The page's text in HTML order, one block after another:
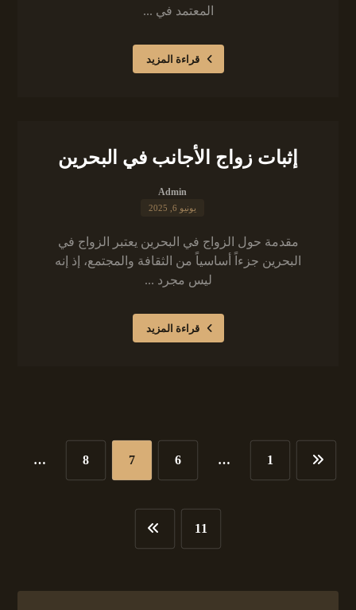
المعتمد في ...
قراءة المزيد
إثبات زواج الأجانب في البحرين
Admin
يونيو 6, 2025
مقدمة حول الزواج في البحرين يعتبر الزواج في
البحرين جزءاً أساسياً من الثقافة والمجتمع، إذ إنه
ليس مجرد ...
قراءة المزيد
1
…
6
7
8
…
11